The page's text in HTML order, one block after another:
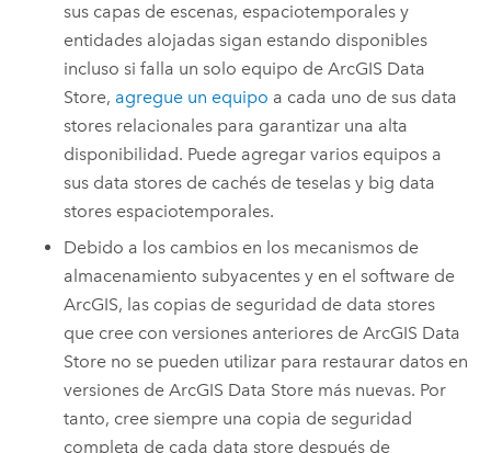
sus capas de escenas, espaciotemporales y
entidades alojadas sigan estando disponibles
incluso si falla un solo equipo deArcGIS Data
Store, agregue un equipo a cada uno de sus data
stores relacionales para garantizar una alta
disponibilidad. Puede agregar varios equipos a
sus data stores de cachés de teselas y big data
stores espaciotemporales.
Debido a los cambios en los mecanismos de
almacenamiento subyacentes y en el software de
ArcGIS, las copias de seguridad de data stores
que cree con versiones anteriores deArcGIS Data
Store no se pueden utilizar para restaurar datos en
versiones deArcGIS Data Store más nuevas. Por
tanto, cree siempre una copia de seguridad
completa de cada data store después de